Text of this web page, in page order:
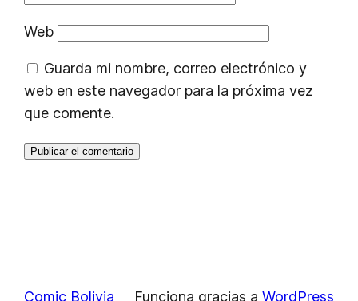
Web
Guarda mi nombre, correo electrónico y
web en este navegador para la próxima vez
que comente.
Comic Bolivia Funciona gracias a WordPress